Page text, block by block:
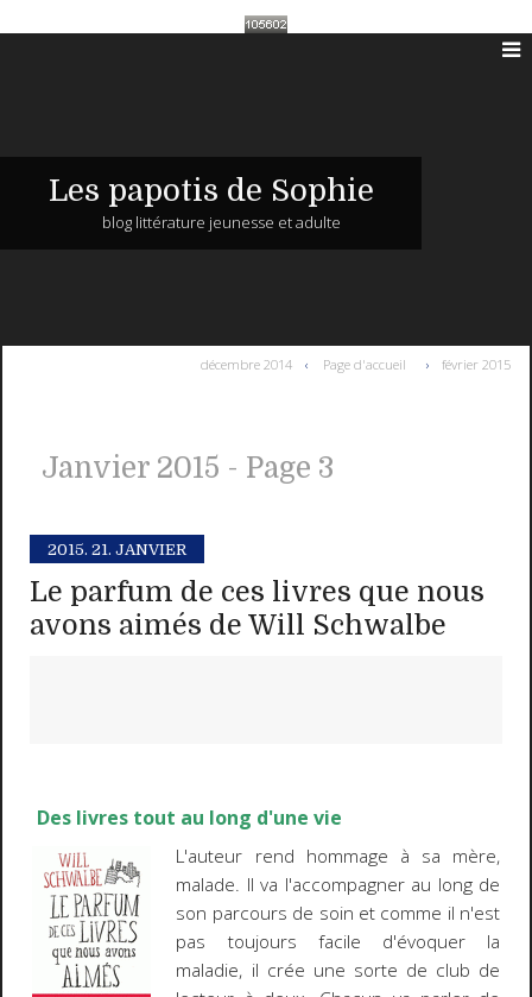
Les papotis de Sophie
blog littérature jeunesse et adulte
décembre 2014 Page d'accueil février 2015
Janvier 2015 - Page 3
2015. 21. JANVIER
Le parfum de ces livres que nous
avons aimés de Will Schwalbe
Des livres tout au long d'une vie
L'auteur rend hommage à sa mère,
malade. Il va l'accompagner au long de
son parcours de soin et comme il n'est
pas toujours facile d'évoquer la
maladie, il crée une sorte de club de